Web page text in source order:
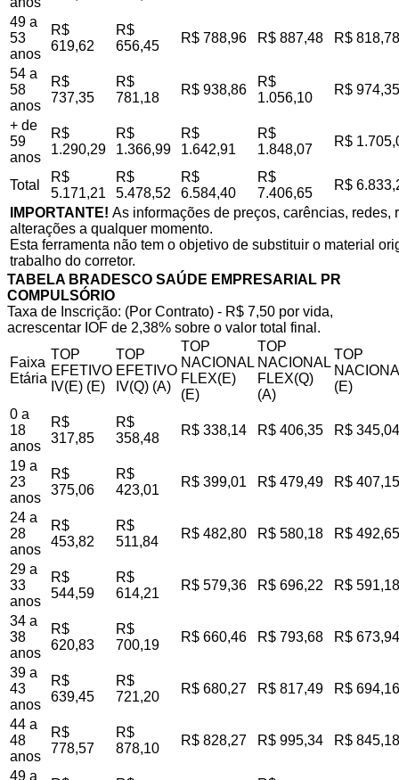
49 a
53
anos
R$
619,62
R$
656,45
R$ 788,96 R$ 887,48 R$ 818,78
54 a
58
anos
R$
737,35
R$
781,18
R$ 938,86
R$
1.056,10
R$ 974,35
+ de
59
anos
R$
1.290,29
R$
1.366,99
R$
1.642,91
R$
1.848,07
R$
Total
R$
5.171,21
R$
5.478,52
R$
6.584,40
R$
7.406,65
R$
IMPORTANTE! As informações de preços, carências,
alterações a qualquer momento.
Esta ferramenta não tem o objetivo de substituir o material
trabalho do corretor.
TABELA BRADESCO SAÚDE EMPRESARIAL PR
COMPULSÓRIO
Taxa de Inscrição: (Por Contrato) - R$ 7,50 por vida,
acrescentar IOF de 2,38% sobre o valor total final.
Faixa
Etária
TOP
EFETIVO
IV(E) (E)
TOP
EFETIVO
IV(Q) (A)
TOP
NACIONAL
FLEX(E)
(E)
TOP
NACIONAL
FLEX(Q)
(A)
TOP
(E)
0 a
18
anos
R$
317,85
R$
358,48
R$ 338,14 R$ 406,35 R$ 345,04
19 a
23
anos
R$
375,06
R$
423,01
R$ 399,01 R$ 479,49 R$ 407,15
24 a
28
anos
R$
453,82
R$
511,84
R$ 482,80 R$ 580,18 R$ 492,65
29 a
33
anos
R$
544,59
R$
614,21
R$ 579,36 R$ 696,22 R$ 591,18
34 a
38
anos
R$
620,83
R$
700,19
R$ 660,46 R$ 793,68 R$ 673,94
39 a
43
anos
R$
639,45
R$
721,20
R$ 680,27 R$ 817,49 R$ 694,16
44 a
48
anos
R$
778,57
R$
878,10
R$ 828,27 R$ 995,34 R$ 845,18
49 a